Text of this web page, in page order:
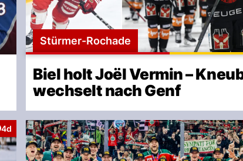
Stürmer-Rochade
Biel holt Joël Vermin –
wechselt nach Genf
Artikel veröffentlicht:
4d